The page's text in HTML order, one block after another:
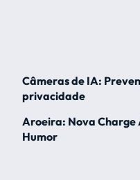
Câmeras de IA:
privacidade
Aroeira: Nova Charge
Humor